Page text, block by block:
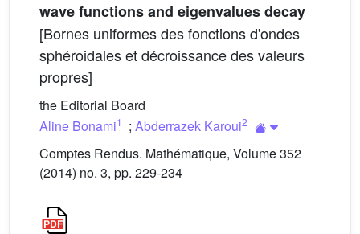
wave functions and eigenvalues decay
[Bornes uniformes des fonctions d'ondes
sphéroidales et décroissance des valeurs
propres]
the Editorial Board
Aline Bonami1 ; Abderrazek Karoui2
Comptes Rendus. Mathématique, Volume 352
(2014) no. 3, pp. 229-234